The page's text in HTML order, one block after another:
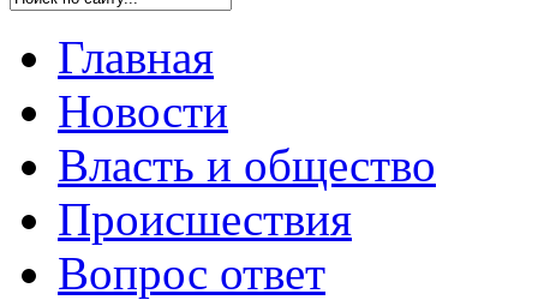
Главная
Новости
Власть и общество
Происшествия
Вопрос ответ